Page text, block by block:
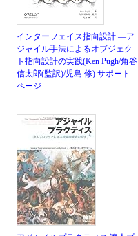
インターフェイス指向設計 ―ア
ジャイル手法によるオブジェク
ト指向設計の実践(Ken Pugh/角谷
信太郎(監訳)/児島 修) サポート
ページ